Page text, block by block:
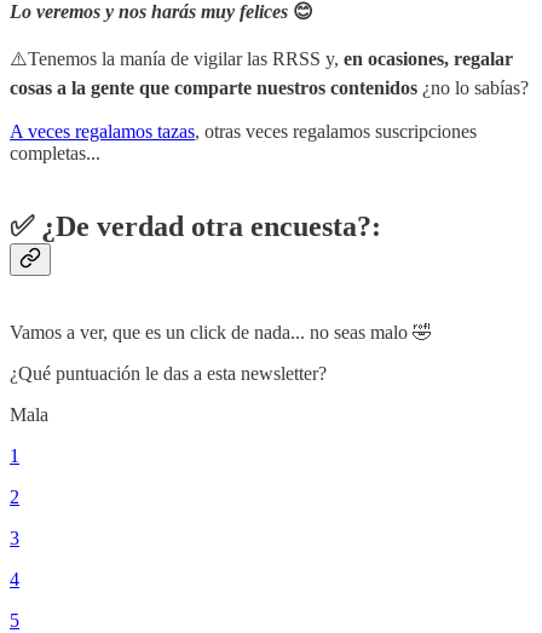
Lo veremos y nos harás muy felices 😊
⚠️Tenemos la manía de vigilar las RRSS y, en ocasiones, regalar
cosas a la gente que comparte nuestros contenidos ¿no lo sabías?
A veces regalamos tazas, otras veces regalamos suscripciones
completas...
✅ ¿De verdad otra encuesta?:
Vamos a ver, que es un click de nada... no seas malo 🤣
¿Qué puntuación le das a esta newsletter?
Mala
1
2
3
4
5